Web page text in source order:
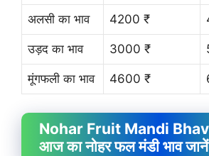
अलसी का भाव 4200 ₹
उड़द का भाव 3000 ₹
मूंगफली का भाव 4600 ₹
Nohar Fruit Mandi Bhav
आज का नोहर फल मंडी भाव जानें